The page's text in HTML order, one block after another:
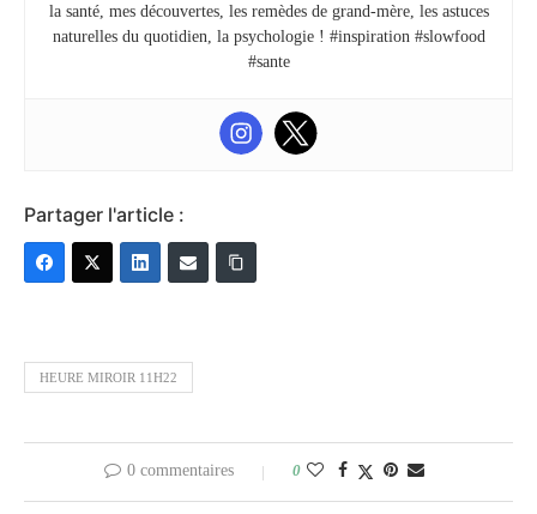
la santé, mes découvertes, les remèdes de grand-mère, les astuces
naturelles du quotidien, la psychologie ! #inspiration #slowfood
#sante
Partager l'article :
HEURE MIROIR 11H22
0 commentaires 0